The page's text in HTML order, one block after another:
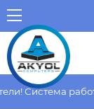
Система